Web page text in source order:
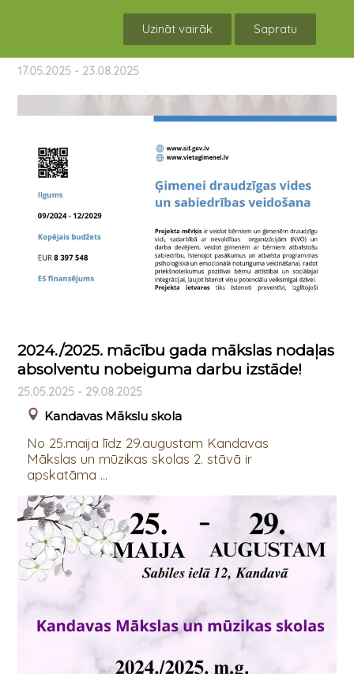
Uzināt vairāk Sapratu
"Ģimenei draudzīgas vides un sabiedrības
veidošana" Zantē, “Indānos”, Grenčos un
17.05.2025 - 23.08.2025
2024./2025. mācību gada mākslas nodaļas
absolventu nobeiguma darbu izstāde!
25.05.2025 - 29.08.2025
Kandavas Mākslu skola
No 25.maija līdz 29.augustam Kandavas
Mākslas un mūzikas skolas 2. stāvā ir
apskatāma ...